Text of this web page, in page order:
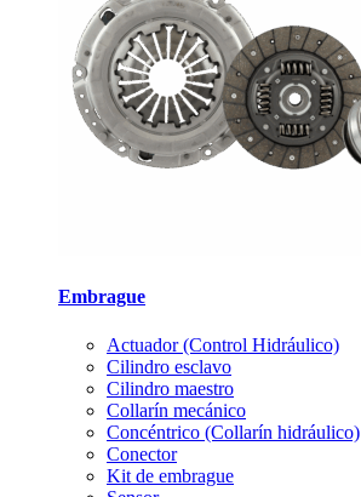
Embrague
Actuador (Control Hidráulico)
Cilindro esclavo
Cilindro maestro
Collarín mecánico
Concéntrico (Collarín hidráulico)
Conector
Kit de embrague